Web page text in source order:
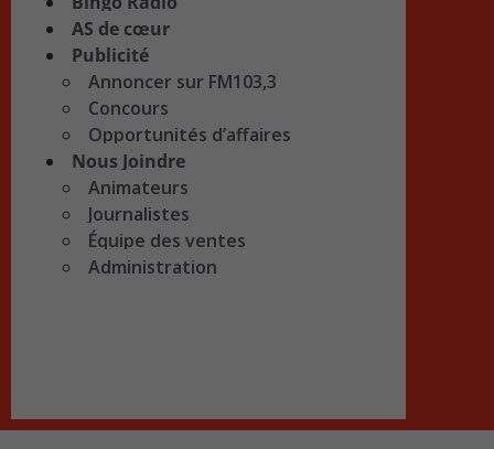
AS de cœur
Publicité
Annoncer sur FM103,3
Concours
Opportunités d’affaires
Nous Joindre
Animateurs
Journalistes
Équipe des ventes
Administration